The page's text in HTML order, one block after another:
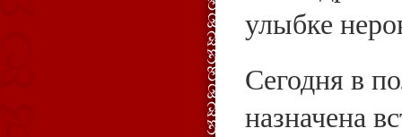
улыбке
Сегодня в
назначена